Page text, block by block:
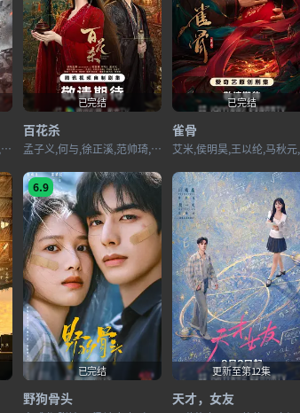
欧豪,蓝盈莹,丁勇岱,史兰芽,刘奕君,阮巨,李幼斌,侯勇,于景骁,王春宇,关亚军,杨舒,吴岳阳,张进,陈方舟,陈启杰,周德华,赵长洲,赵荀,费鲤齐,夏侯镔,徐洪浩,傅程鹏,谢心
已完结
百花杀
孟子义,何与,徐正溪,范帅琦,赖伟明,林子烨,董子凡,叶祖新,孔雪儿,何润东,张耀,张峻宁,高伟光,郑希怡,陈鹤一,邱心志,田雷,赵志伟,曹卫宇,荣妍,戴春荣,杨童舒,周静波,朱俊麟,曹阳明珠
已完结
雀骨
6.9
已完结
野狗骨头
更新至第12集
天才，女友